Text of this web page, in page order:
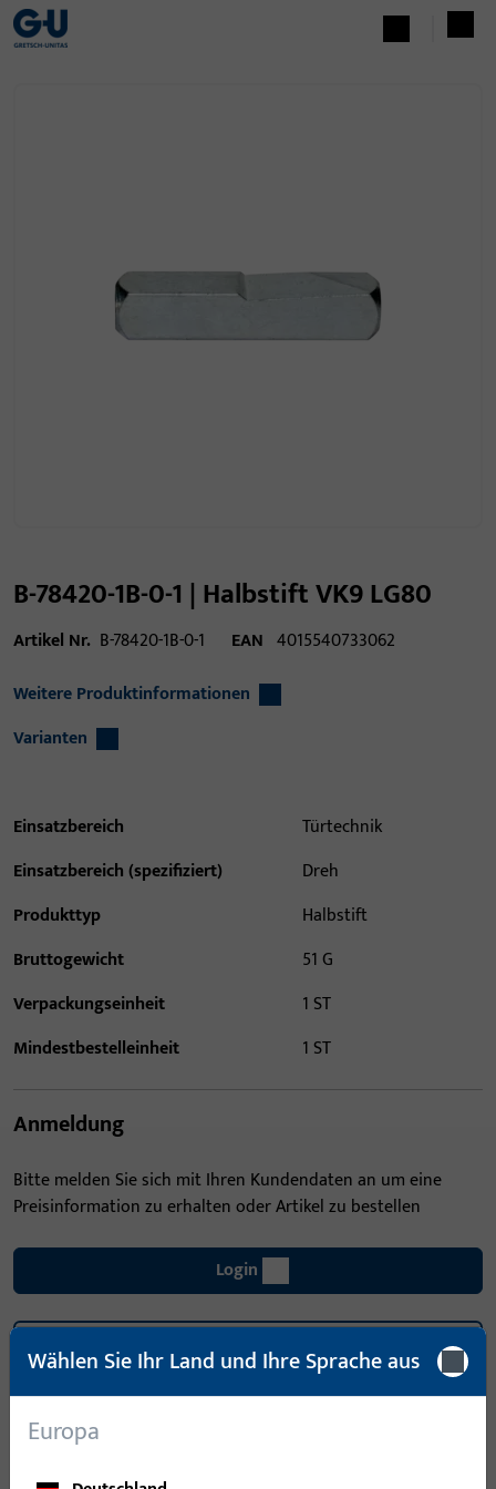
B-78420-1B-0-1 | Halbstift VK9 LG80
Artikel Nr. B-78420-1B-0-1 EAN 4015540733062
Weitere Produktinformationen
Varianten
Einsatzbereich
Türtechnik
Einsatzbereich (spezifiziert)
Dreh
Produkttyp
Halbstift
Bruttogewicht
51 G
Verpackungseinheit
1 ST
Mindestbestelleinheit
1 ST
Anmeldung
Bitte melden Sie sich mit Ihren Kundendaten an um eine
Preisinformation zu erhalten oder Artikel zu bestellen
Login
Account erstellen
Produktbeschreibung
Wählen Sie Ihr Land und Ihre Sprache aus
Europa